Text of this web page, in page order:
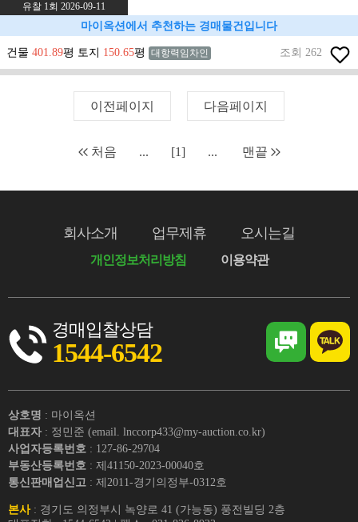
유찰 1회 2026-09-11
마이옥션에서 추천하는 경매물건입니다
건물 401.89평 토지 150.65평 대항력임차인 조회 262
이전페이지 다음페이지
처음 ... [1] ... 맨끝
회사소개 업무제휴 오시는길
개인정보처리방침 이용약관
경매입찰상담
1544-6542
상호명 : 마이옥션
대표자 : 정민준 (email. lnccorp433@my-auction.co.kr)
사업자등록번호 : 127-86-29704
부동산등록번호 : 제41150-2023-00040호
통신판매업신고 : 제2011-경기의정부-0312호
본사: 경기도 의정부시 녹양로 41 (가능동) 풍전빌딩 2층